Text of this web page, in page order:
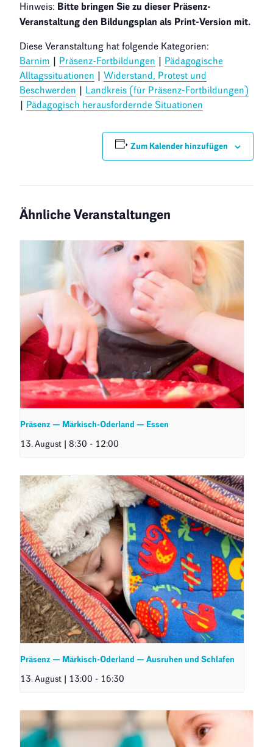
Hinweis: Bitte bringen Sie zu dieser Präsenz-
Veranstaltung den Bildungsplan als Print-Version mit.
Diese Veranstaltung hat folgende Kategorien:
Barnim | Präsenz-Fortbildungen | Pädagogische
Alltagssituationen | Widerstand, Protest und
Beschwerden | Landkreis (für Präsenz-Fortbildungen)
| Pädagogisch herausfordernde Situationen
Zum Kalender hinzufügen
Ähnliche Veranstaltungen
Präsenz — Märkisch-Oderland — Essen
13. August | 8:30 - 12:00
Präsenz — Märkisch-Oderland — Ausruhen und Schlafen
13. August | 13:00 - 16:30